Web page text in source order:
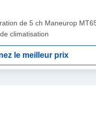
de 5 ch Maneurop
de climatisation
le meilleur prix